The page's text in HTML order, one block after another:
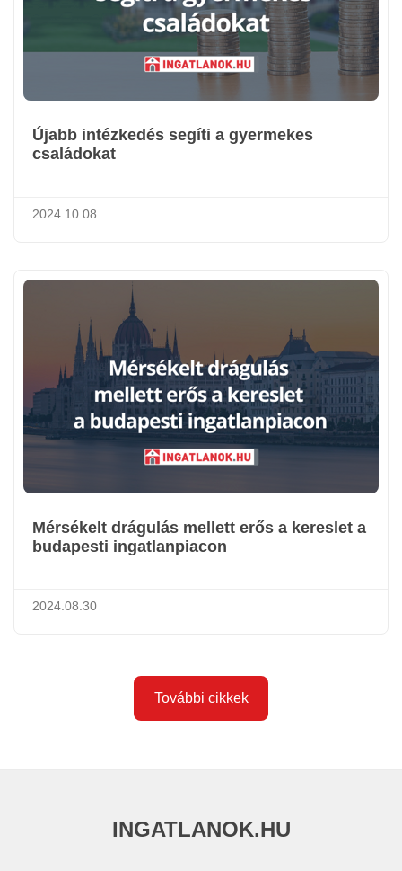
Újabb intézkedés segíti a gyermekes
családokat
2024.10.08
Mérsékelt drágulás mellett erős a kereslet a
budapesti ingatlanpiacon
2024.08.30
További cikkek
INGATLANOK.HU